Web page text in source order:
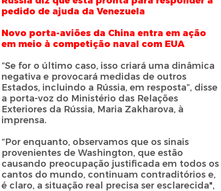
pedido de ajuda da Venezuela
Novo porta-aviões da China entra em ação
em meio à competição naval com EUA
“Se for o último caso, isso criará uma dinâmica
negativa e provocará medidas de outros
Estados, incluindo a Rússia, em resposta”, disse
a porta-voz do Ministério das Relações
Exteriores da Rússia, Maria Zakharova, à
imprensa.
“Por enquanto, observamos que os sinais
provenientes de Washington, que estão
causando preocupação justificada em todos os
cantos do mundo, continuam contraditórios e,
é claro, a situação real precisa ser esclarecida",